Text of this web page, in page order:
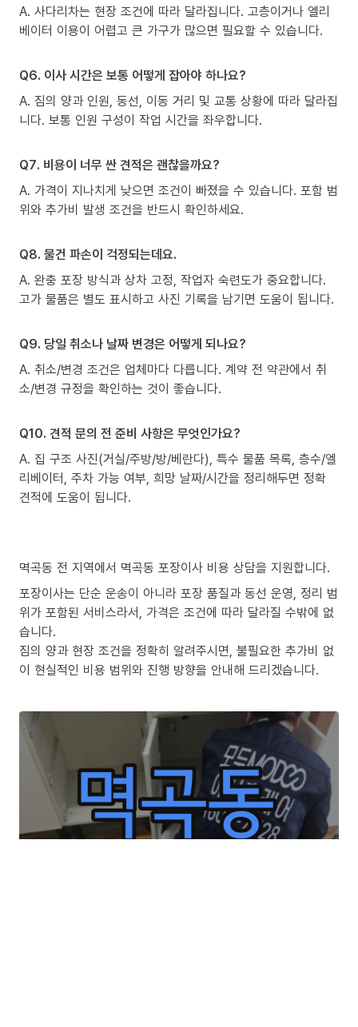
A. 사다리차는 현장 조건에 따라 달라집니다. 고층이거나 엘리
베이터 이용이 어렵고 큰 가구가 많으면 필요할 수 있습니다.
Q6. 이사 시간은 보통 어떻게 잡아야 하나요?
A. 짐의 양과 인원, 동선, 이동 거리 및 교통 상황에 따라 달라집
니다. 보통 인원 구성이 작업 시간을 좌우합니다.
Q7. 비용이 너무 싼 견적은 괜찮을까요?
A. 가격이 지나치게 낮으면 조건이 빠졌을 수 있습니다. 포함 범
위와 추가비 발생 조건을 반드시 확인하세요.
Q8. 물건 파손이 걱정되는데요.
A. 완충 포장 방식과 상차 고정, 작업자 숙련도가 중요합니다.
고가 물품은 별도 표시하고 사진 기록을 남기면 도움이 됩니다.
Q9. 당일 취소나 날짜 변경은 어떻게 되나요?
A. 취소/변경 조건은 업체마다 다릅니다. 계약 전 약관에서 취
소/변경 규정을 확인하는 것이 좋습니다.
Q10. 견적 문의 전 준비 사항은 무엇인가요?
A. 집 구조 사진(거실/주방/방/베란다), 특수 물품 목록, 층수/엘
리베이터, 주차 가능 여부, 희망 날짜/시간을 정리해두면 정확
견적에 도움이 됩니다.
멱곡동 전 지역에서 멱곡동 포장이사 비용 상담을 지원합니다.
포장이사는 단순 운송이 아니라 포장 품질과 동선 운영, 정리 범
위가 포함된 서비스라서, 가격은 조건에 따라 달라질 수밖에 없
습니다.
짐의 양과 현장 조건을 정확히 알려주시면, 불필요한 추가비 없
이 현실적인 비용 범위와 진행 방향을 안내해 드리겠습니다.